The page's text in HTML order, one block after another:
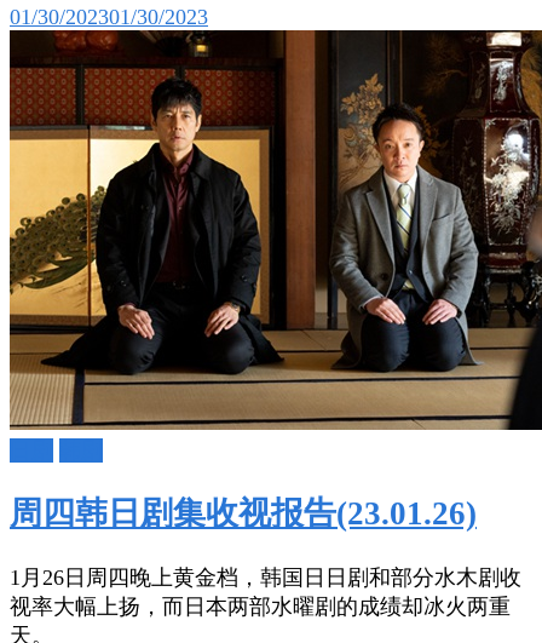
01/30/202301/30/2023
周四韩日剧集收视报告(23.01.26)
1月26日周四晚上黄金档，韩国日日剧和部分水木剧收
视率大幅上扬，而日本两部水曜剧的成绩却冰火两重
天。